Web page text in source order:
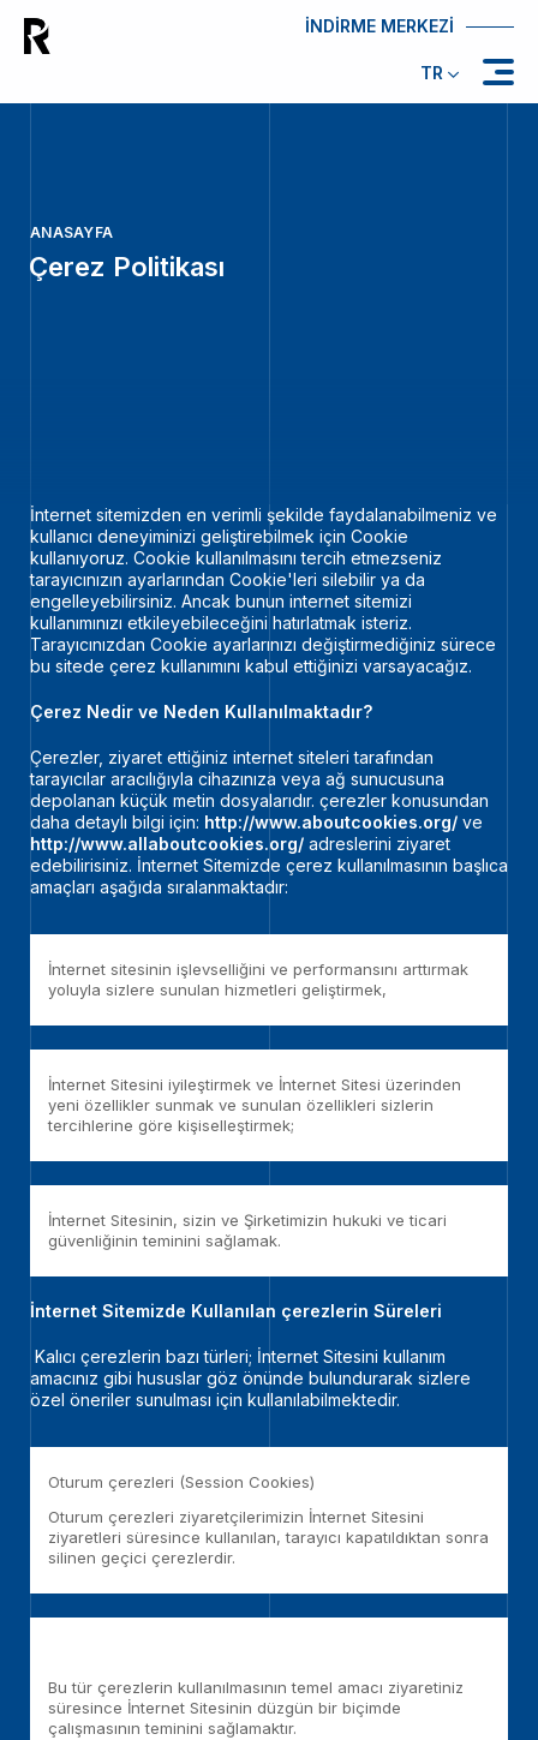
İNDİRME MERKEZİ
TR
ANASAYFA
Çerez Politikası
İnternet sitemizden en verimli şekilde faydalanabilmeniz ve
kullanıcı deneyiminizi geliştirebilmek için Cookie
kullanıyoruz. Cookie kullanılmasını tercih etmezseniz
tarayıcınızın ayarlarından Cookie'leri silebilir ya da
engelleyebilirsiniz. Ancak bunun internet sitemizi
kullanımınızı etkileyebileceğini hatırlatmak isteriz.
Tarayıcınızdan Cookie ayarlarınızı değiştirmediğiniz sürece
bu sitede çerez kullanımını kabul ettiğinizi varsayacağız.
Çerez Nedir ve Neden Kullanılmaktadır?
Çerezler, ziyaret ettiğiniz internet siteleri tarafından
tarayıcılar aracılığıyla cihazınıza veya ağ sunucusuna
depolanan küçük metin dosyalarıdır. çerezler konusundan
daha detaylı bilgi için: http://www.aboutcookies.org/ ve
http://www.allaboutcookies.org/ adreslerini ziyaret
edebilirisiniz. İnternet Sitemizde çerez kullanılmasının başlıca
amaçları aşağıda sıralanmaktadır:
İnternet sitesinin işlevselliğini ve performansını arttırmak
yoluyla sizlere sunulan hizmetleri geliştirmek,
İnternet Sitesini iyileştirmek ve İnternet Sitesi üzerinden
yeni özellikler sunmak ve sunulan özellikleri sizlerin
tercihlerine göre kişiselleştirmek;
İnternet Sitesinin, sizin ve Şirketimizin hukuki ve ticari
güvenliğinin teminini sağlamak.
İnternet Sitemizde Kullanılan çerezlerin Süreleri
Kalıcı çerezlerin bazı türleri; İnternet Sitesini kullanım
amacınız gibi hususlar göz önünde bulundurarak sizlere
özel öneriler sunulması için kullanılabilmektedir.
Oturum çerezleri (Session Cookies)
Oturum çerezleri ziyaretçilerimizin İnternet Sitesini
ziyaretleri süresince kullanılan, tarayıcı kapatıldıktan sonra
silinen geçici çerezlerdir.
Bu tür çerezlerin kullanılmasının temel amacı ziyaretiniz
süresince İnternet Sitesinin düzgün bir biçimde
çalışmasının teminini sağlamaktır.